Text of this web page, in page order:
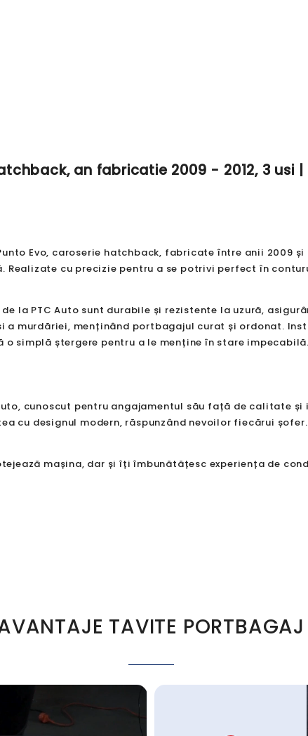
an fabricatie 2009 - 2012, 3 usi |
Evo, caroserie hatchback, fabricate între anii 2009
cu precizie pentru a se potrivi perfect în
la PTC Auto sunt durabile și rezistente la uzură,
murdăriei, menținând portbagajul curat și ordonat.
simplă ștergere pentru a le menține în stare impecabilă.
cunoscut pentru angajamentul său față de calitate
cu designul modern, răspunzând nevoilor fiecărui
mașina, dar și îți îmbunătățesc experiența de
TAVITE PORTBAGAJ